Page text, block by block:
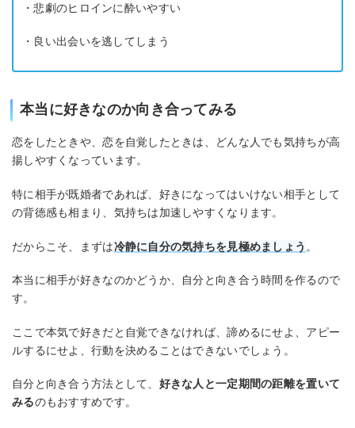
・悲劇のヒロインに酔いやすい
・良い出会いを逃してしまう
本当に好きなのか向き合ってみる
恋をしたときや、恋を自覚したときは、どんな人でも気持ちが高
揚しやすくなっています。
特に相手が既婚者であれば、好きになってはいけない相手として
の背徳感も相まり、気持ちは加速しやすくなります。
だからこそ、まずは冷静に自分の気持ちを見極めましょう 。
本当に相手が好きなのかどうか、自分と向き合う時間を作るので
す。
ここで本気で好きだと自覚できなければ、諦めるにせよ、アピー
ルするにせよ、行動を決めることはできないでしょう。
自分と向き合う方法として、 好きな人と一定期間の距離を置いて
みるのもおすすめです。